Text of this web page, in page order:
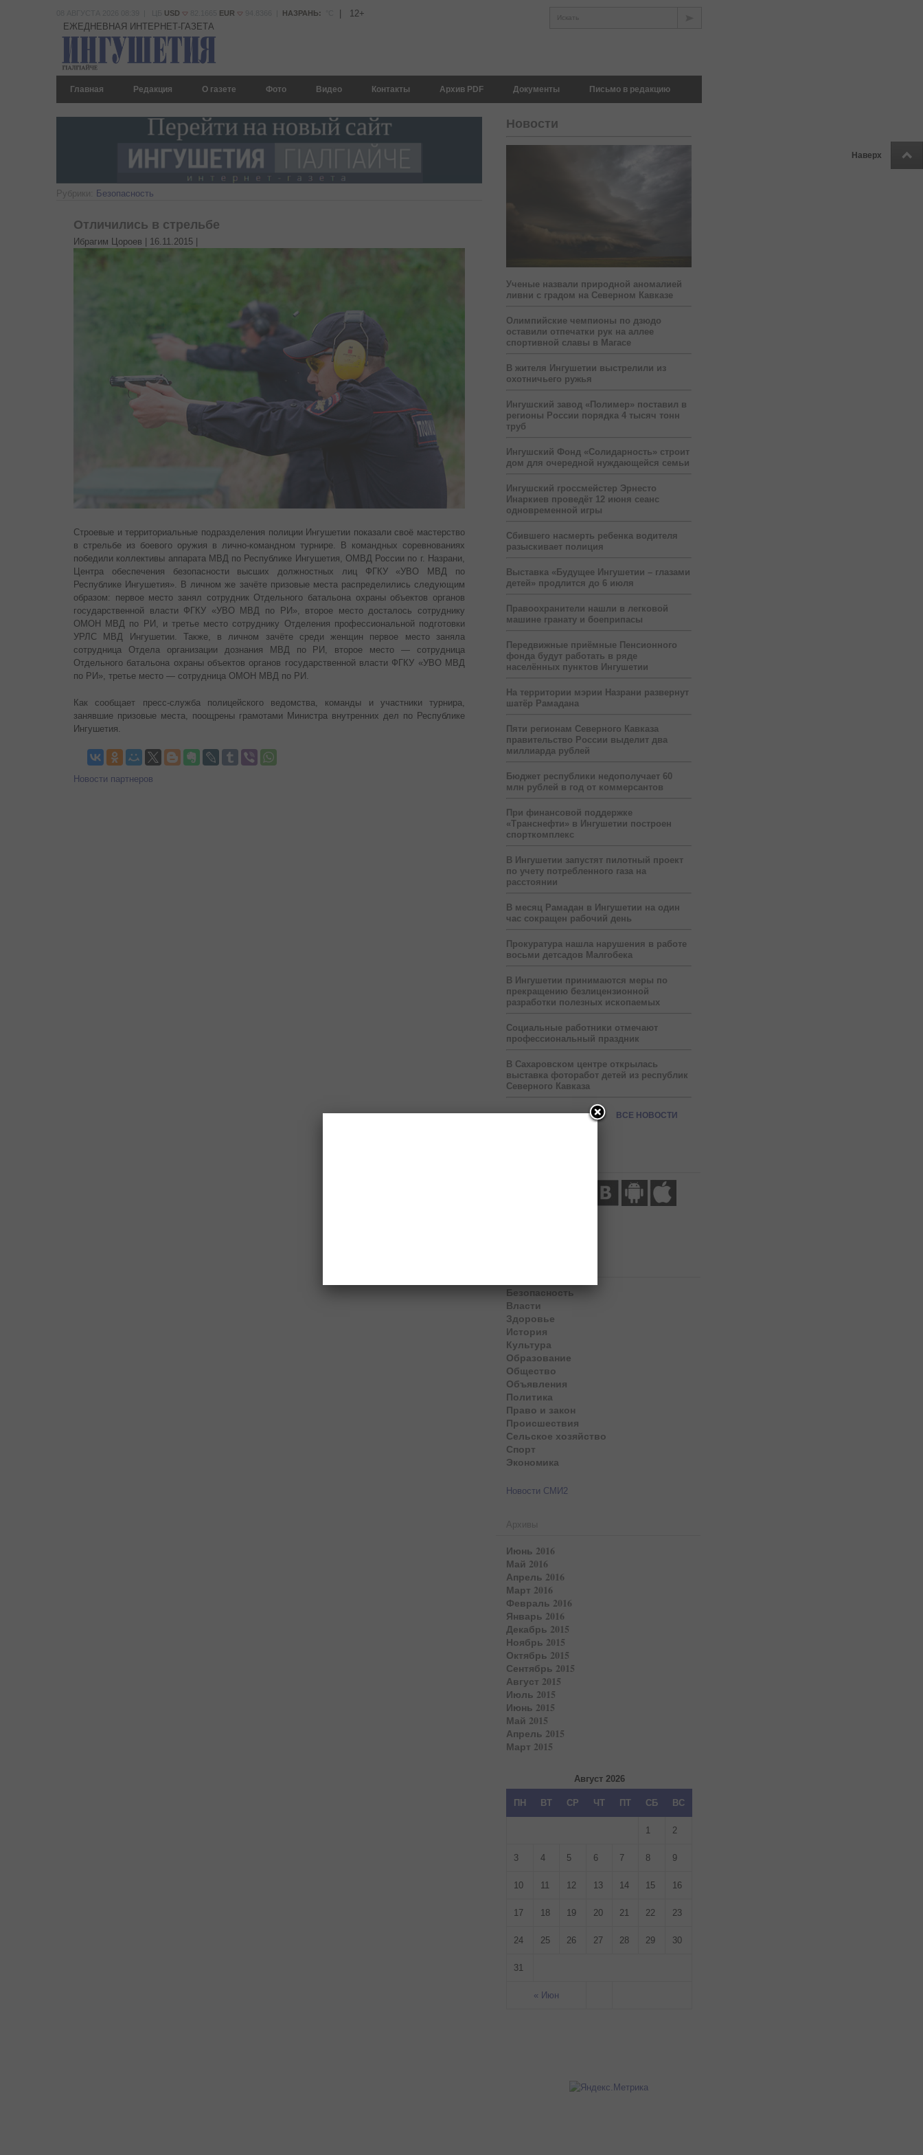
Наверх
USD EUR НАЗРАНЬ: 12+ Искать
ЕЖЕДНЕВНАЯ ИНТЕРНЕТ-ГАЗЕТА
Главная Редакция О газете Фото Видео Контакты Архив PDF Документы Письмо в редакцию
Рубрики: Безопасность
Отличились в стрельбе
Ибрагим Цороев | 16.11.2015
Строевые и территориальные подразделения полиции Ингушетии показали своё мастерство
в стрельбе из боевого оружия в лично-командном турнире. В командных соревнованиях
победили коллективы аппарата МВД по Республике Ингушетия, ОМВД России по г. Назрани,
Центра обеспечения безопасности высших должностных лиц ФГКУ «УВО МВД по
Республике Ингушетия». В личном же зачёте призовые места распределились следующим
образом: первое место занял сотрудник Отдельного батальона охраны объектов органов
государственной власти ФГКУ «УВО МВД по РИ», второе место досталось сотруднику
ОМОН МВД по РИ, и третье место сотруднику Отделения профессиональной подготовки
УРЛС МВД Ингушетии. Также, в личном зачёте среди женщин первое место заняла
сотрудница Отдела организации дознания МВД по РИ, второе место — сотрудница
Отдельного батальона охраны объектов органов государственной власти ФГКУ «УВО МВД
по РИ», третье место — сотрудница ОМОН МВД по РИ.
Как сообщает пресс-служба полицейского ведомства, команды и участники турнира,
занявшие призовые места, поощрены грамотами Министра внутренних дел по Республике
Ингушетия.
Новости партнеров
Новости
Ученые назвали природной аномалией
ливни с градом на Северном Кавказе
Олимпийские чемпионы по дзюдо
оставили отпечатки рук на аллее
спортивной славы в Магасе
В жителя Ингушетии выстрелили из
охотничьего ружья
Ингушский завод «Полимер» поставил в
регионы России порядка 4 тысяч тонн
труб
Ингушский Фонд «Солидарность» строит
дом для очередной нуждающейся семьи
Ингушский гроссмейстер Эрнесто
Инаркиев проведёт 12 июня сеанс
одновременной игры
Сбившего насмерть ребенка водителя
разыскивает полиция
Выставка «Будущее Ингушетии – глазами
детей» продлится до 6 июля
Правоохранители нашли в легковой
машине гранату и боеприпасы
Передвижные приёмные Пенсионного
фонда будут работать в ряде
населённых пунктов Ингушетии
На территории мэрии Назрани развернут
шатёр Рамадана
Пяти регионам Северного Кавказа
правительство России выделит два
миллиарда рублей
Бюджет республики недополучает 60
млн рублей в год от коммерсантов
При финансовой поддержке
«Транснефти» в Ингушетии построен
спорткомплекс
В Ингушетии запустят пилотный проект
по учету потребленного газа на
расстоянии
В месяц Рамадан в Ингушетии на один
час сокращен рабочий день
Прокуратура нашла нарушения в работе
восьми детсадов Малгобека
В Ингушетии принимаются меры по
прекращению безлицензионной
разработки полезных ископаемых
Социальные работники отмечают
профессиональный праздник
В Сахаровском центре открылась
выставка фоторабот детей из республик
Северного Кавказа
ВСЕ НОВОСТИ
Безопасность
Власти
Здоровье
История
Культура
Образование
Общество
Объявления
Политика
Право и закон
Происшествия
Сельское хозяйство
Спорт
Экономика
Новости СМИ2
Архивы
Июнь 2016
Май 2016
Апрель 2016
Март 2016
Февраль 2016
Январь 2016
Декабрь 2015
Ноябрь 2015
Октябрь 2015
Сентябрь 2015
Август 2015
Июль 2015
Июнь 2015
Май 2015
Апрель 2015
Март 2015
Август 2026
ПН ВТ СР ЧТ ПТ СБ ВС
« Июн
1 2
3 4 5 6 7 8 9
10 11 12 13 14 15 16
17 18 19 20 21 22 23
24 25 26 27 28 29 30
31